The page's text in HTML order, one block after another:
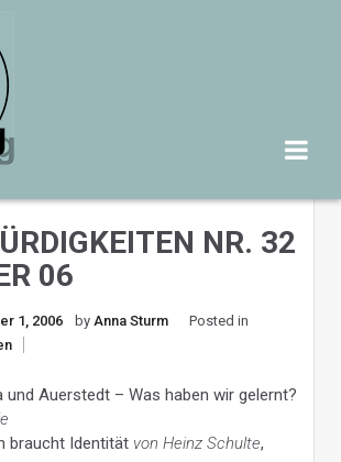
NR. 32
06
1, 2006 by Anna Sturm
Posted in
und Auerstedt – Was haben wir gelernt?
braucht Identität von Heinz Schulte,